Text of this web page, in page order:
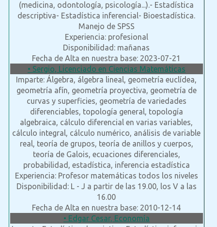
(medicina, odontología, psicología...).- Estadística
descriptiva- Estadística inferencial- Bioestadística.
Manejo de SPSS
Experiencia: profesional
Disponibilidad: mañanas
Fecha de Alta en nuestra base: 2023-07-21
• Sergio, Licenciado en Ciencias Matemáticas
Imparte: Álgebra, álgebra lineal, geometría euclídea,
geometría afín, geometría proyectiva, geometría de
curvas y superficies, geometría de variedades
diferenciables, topología general, topología
algebraica, cálculo diferencial en varias variables,
cálculo integral, cálculo numérico, análisis de variable
real, teoría de grupos, teoría de anillos y cuerpos,
teoría de Galois, ecuaciones diferenciales,
probabilidad, estadística, inferencia estadística
Experiencia: Profesor matemáticas todos los niveles
Disponibilidad: L - J a partir de las 19.00, los V a las
16.00
Fecha de Alta en nuestra base: 2010-12-14
• Edgar Cesar, Economía